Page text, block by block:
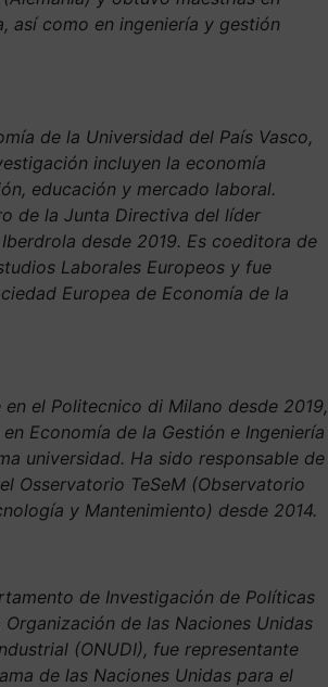
así como en ingeniería y gestión
de la Universidad del País Vasco,
incluyen la economía
educación y mercado laboral.
de la Junta Directiva del líder
desde 2019. Es coeditora de
Laborales Europeos y fue
Europea de Economía de la
el Politecnico di Milano desde 2019,
Economía de la Gestión e Ingeniería
universidad. Ha sido responsable de
Osservatorio TeSeM (Observatorio
y Mantenimiento) desde 2014.
de Investigación de Políticas
de las Naciones Unidas
(ONUDI), fue representante
de las Naciones Unidas para el